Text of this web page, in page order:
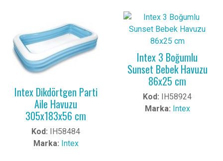
Intex Dikdörtgen Parti
Aile Havuzu
305x183x56 cm
Kod: IH58484
Marka: Intex
Intex 3 Boğumlu
Sunset Bebek Havuzu
86x25 cm
Kod: IH58924
Marka: Intex